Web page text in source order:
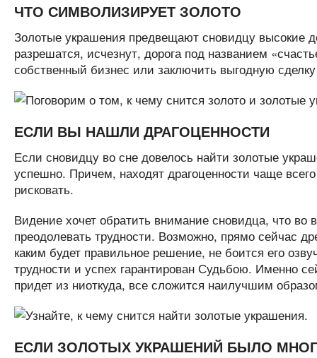
ЧТО СИМВОЛИЗИРУЕТ ЗОЛОТО
Золотые украшения предвещают сновидцу высокие
разрешатся, исчезнут, дорога под названием
собственный бизнес или заключить выгодную
ЕСЛИ ВЫ НАШЛИ ДРАГОЦЕННОСТИ
Если сновидцу во сне довелось найти золотые
успешно. Причем, находят драгоценности чаще
рисковать.
Видение хочет обратить внимание сновидца, что
преодолевать трудности. Возможно, прямо сейчас
каким будет правильное решение, не боится его
трудности и успех гарантирован Судьбою. Именно
придет из ниоткуда, все сложится наилучшим
ЕСЛИ ЗОЛОТЫХ УКРАШЕНИЙ БЫЛО